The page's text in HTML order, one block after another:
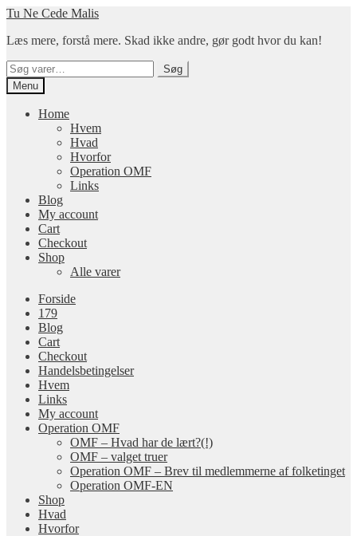
Spring
navigation
Spring
indhold
Tu Ne Cede Malis
Læs mere, forstå mere. Skad ikke andre, gør godt hvor du kan!
Søg
efter:
Søg
Menu
Home
Hvem
Hvad
Hvorfor
Operation OMF
Links
Blog
My account
Cart
Checkout
Shop
Alle varer
Forside
179
Blog
Cart
Checkout
Handelsbetingelser
Hvem
Links
My account
Operation OMF
OMF – Hvad har de lært?(!)
OMF – valget truer
Operation OMF – Brev til medlemmerne af folketinget
Operation OMF-EN
Shop
Hvad
Hvorfor